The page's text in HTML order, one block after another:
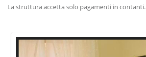
La struttura accetta solo pagamenti in contanti.